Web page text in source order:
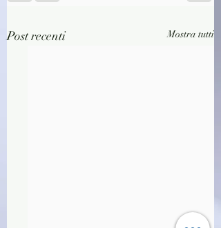
Post recenti Mostra tutti